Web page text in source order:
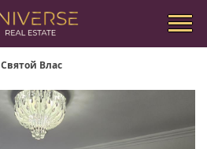
Святой Влас